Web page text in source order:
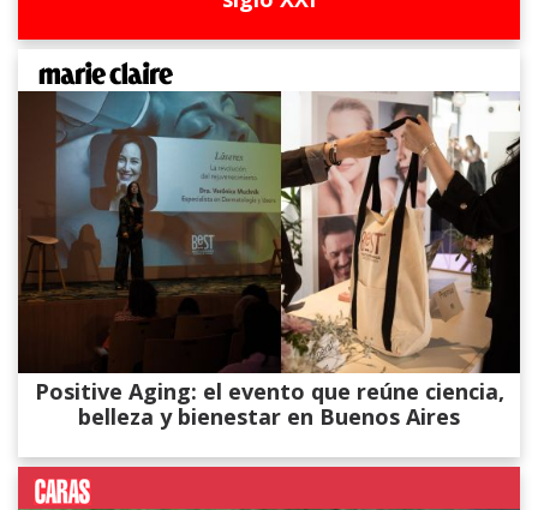
Positive Aging: el evento que reúne ciencia,
belleza y bienestar en Buenos Aires